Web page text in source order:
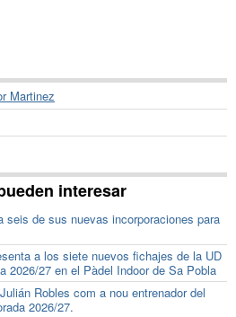
Martinez
interesar
seis de sus nuevas incorporaciones para
a los siete nuevos fichajes de la UD
2026/27 en el Pàdel Indoor de Sa Pobla
Robles com a nou entrenador del
2026/27.